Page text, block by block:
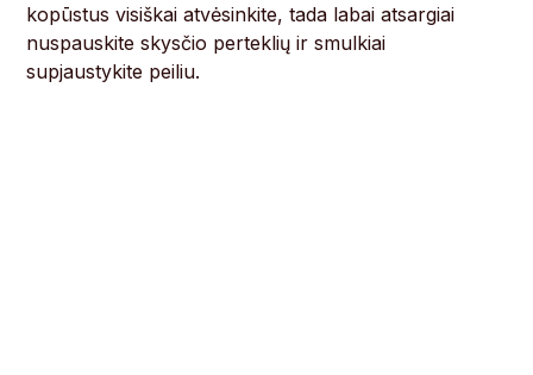
kopūstus visiškai atvėsinkite, tada labai atsargiai
nuspauskite skysčio perteklių ir smulkiai
supjaustykite peiliu.